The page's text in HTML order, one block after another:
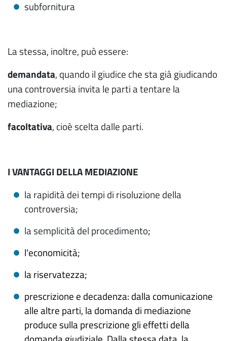
subfornitura
La stessa, inoltre, può essere:
demandata, quando il giudice che sta già giudicando
una controversia invita le parti a tentare la
mediazione;
facoltativa, cioè scelta dalle parti.
I VANTAGGI DELLA MEDIAZIONE
la rapidità dei tempi di risoluzione della
controversia;
la semplicità del procedimento;
l'economicità;
la riservatezza;
prescrizione e decadenza: dalla comunicazione
alle altre parti, la domanda di mediazione
produce sulla prescrizione gli effetti della